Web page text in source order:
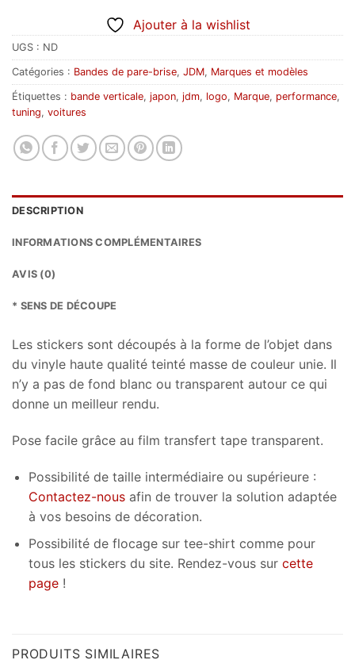
Ajouter à la wishlist
UGS : ND
Catégories : Bandes de pare-brise, JDM, Marques et modèles
Étiquettes : bande verticale, japon, jdm, logo, Marque, performance,
tuning, voitures
DESCRIPTION
INFORMATIONS COMPLÉMENTAIRES
AVIS (0)
* SENS DE DÉCOUPE
Les stickers sont découpés à la forme de l’objet dans
du vinyle haute qualité teinté masse de couleur unie. Il
n’y a pas de fond blanc ou transparent autour ce qui
donne un meilleur rendu.
Pose facile grâce au film transfert tape transparent.
Possibilité de taille intermédiaire ou supérieure :
Contactez-nousafin de trouver la solution adaptée
à vos besoins de décoration.
Possibilité de flocage sur tee-shirt comme pour
tous les stickers du site. Rendez-vous sur cette
page!
PRODUITS SIMILAIRES